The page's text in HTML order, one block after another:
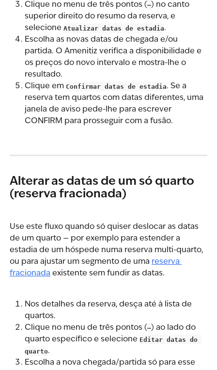
Clique no menu de três pontos (⋯) no canto
superior direito do resumo da reserva, e
selecione Atualizar datas de estadia.
Escolha as novas datas de chegada e/ou
partida. O Amenitiz verifica a disponibilidade e
os preços do novo intervalo e mostra-lhe o
resultado.
Clique em Confirmar datas de estadia. Se a
reserva tem quartos com datas diferentes, uma
janela de aviso pede-lhe para escrever
CONFIRM para prosseguir com a fusão.
Alterar as datas de um só quarto
(reserva fracionada)
Use este fluxo quando só quiser deslocar as datas
de um quarto — por exemplo para estender a
estadia de um hóspede numa reserva multi-quarto,
ou para ajustar um segmento de uma reserva
fracionada existente sem fundir as datas.
Nos detalhes da reserva, desça até à lista de
quartos.
Clique no menu de três pontos (⋯) ao lado do
quarto específico e selecione Editar datas do
quarto.
Escolha a nova chegada/partida só para esse